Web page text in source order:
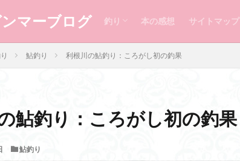
マーブログ 釣り
渓流釣り
本流釣り
鮎釣り
本の感想 サイトマップ
鮎釣り 利根川の鮎釣り：ころがし初の釣果
鮎釣り：ころがし初の釣果
鮎釣り